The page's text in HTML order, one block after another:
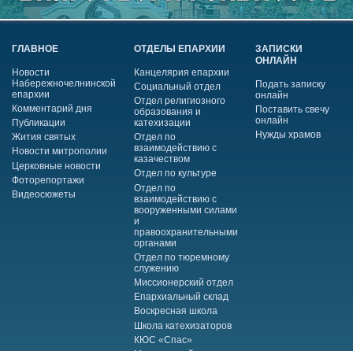
ГЛАВНОЕ
Новости
Набережночелнинской
епархии
Комментарий дня
Публикации
Жития святых
Новости митрополии
Церковные новости
Фоторепортажи
Видеосюжеты
ОТДЕЛЫ ЕПАРХИИ
Канцелярия епархии
Социальный отдел
Отдел религиозного
образования и
катехизации
Отдел по
взаимодействию с
казачеством
Отдел по культуре
Отдел по
взаимодействию с
вооруженными силами
и
правоохранительными
органами
Отдел по тюремному
служению
Миссионерский отдел
Епархиальный склад
Воскресная школа
Школа катехизаторов
КЮС «Спас»
ЗАПИСКИ
ОНЛАЙН
Подать записку
онлайн
Поставить свечу
онлайн
Нужды храмов